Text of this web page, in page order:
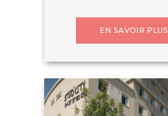
EN SAVOIR PLUS